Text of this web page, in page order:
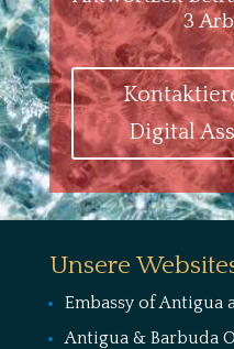
3
Digital
Unsere
Embassy of Antigua
Antigua & Barbuda